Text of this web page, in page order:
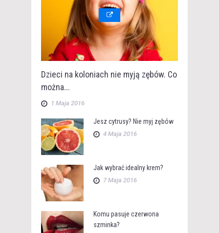
Dzieci na koloniach nie myją zębów. Co
można...
1 Maja 2016
Jesz cytrusy? Nie myj zębów
4 Maja 2016
Jak wybrać idealny krem?
7 Maja 2016
Komu pasuje czerwona
szminka?